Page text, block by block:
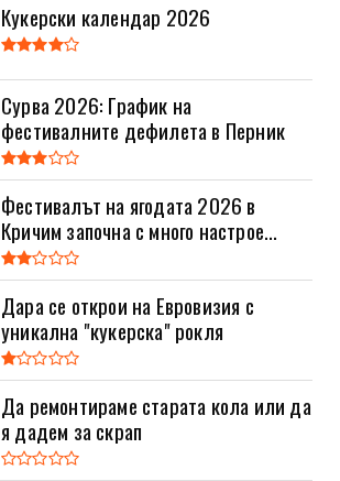
Кукерски календар 2026
Сурва 2026: График на
фестивалните дефилета в Перник
Фестивалът на ягодата 2026 в
Кричим започна с много настрое...
Дара се открои на Евровизия с
уникална "кукерска" рокля
Да ремонтираме старата кола или да
я дадем за скрап